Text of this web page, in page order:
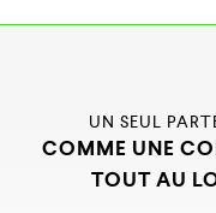
UN SEUL
COMME UNE
TOUT AU